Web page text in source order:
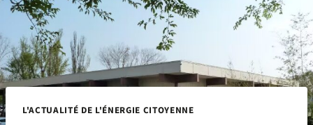
L'ACTUALITÉ DE L'ÉNERGIE CITOYENNE